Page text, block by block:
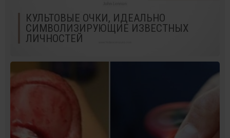
КУЛЬТОВЫЕ ОЧКИ, ИДЕАЛЬНО
СИМВОЛИЗИРУЮЩИЕ ИЗВЕСТНЫХ
ЛИЧНОСТЕЙ